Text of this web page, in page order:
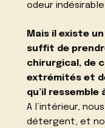
odeur
Mais il existe
suffit de
chirurgical, de
extrémités et
qu’il ressemble
A l’intérieur,
détergent, et